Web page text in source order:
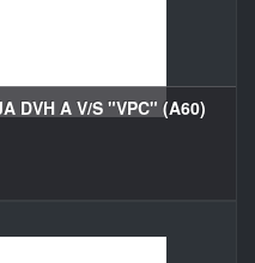
DVH A V/S "VPC" (A60)